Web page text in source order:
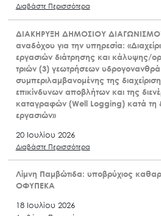
Διαβάστε Περισσότερα
ΔΙΑΚΗΡΥΞΗ ΔΗΜΟΣΙΟΥ ΔΙΑΓΩΝΙΣΜΟΥ
αναδόχου για την υπηρεσία:
εργασιών διάτρησης και κάλυψης/
τριών (3) γεωτρήσεων
συμπεριλαμβανομένης της
επικίνδυνων αποβλήτων και της
καταγραφών (Well Logging) κατά τη
εργασιών»
20 Ιουλίου 2026
Διαβάστε Περισσότερα
Λίμνη Παμβώτιδα: υποβρύχιος
ΟΦΥΠΕΚΑ
18 Ιουλίου 2026